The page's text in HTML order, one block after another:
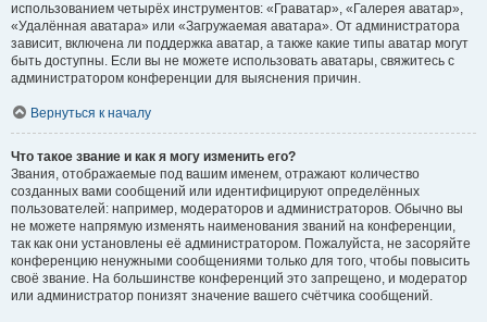
использованием четырёх инструментов: «Граватар», «Галерея аватар»,
«Удалённая аватара» или «Загружаемая аватара». От администратора
зависит, включена ли поддержка аватар, а также какие типы аватар могут
быть доступны. Если вы не можете использовать аватары, свяжитесь с
администратором конференции для выяснения причин.
Вернуться к началу
Что такое звание и как я могу изменить его?
Звания, отображаемые под вашим именем, отражают количество
созданных вами сообщений или идентифицируют определённых
пользователей: например, модераторов и администраторов. Обычно вы
не можете напрямую изменять наименования званий на конференции,
так как они установлены её администратором. Пожалуйста, не засоряйте
конференцию ненужными сообщениями только для того, чтобы повысить
своё звание. На большинстве конференций это запрещено, и модератор
или администратор понизят значение вашего счётчика сообщений.